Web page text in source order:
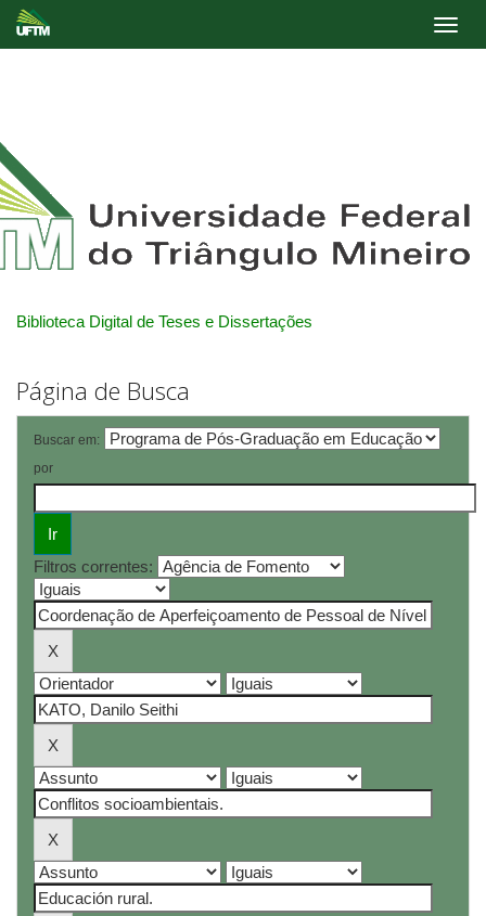
Biblioteca Digital de Teses e Dissertações
Página de Busca
Buscar em:
por
Filtros correntes: